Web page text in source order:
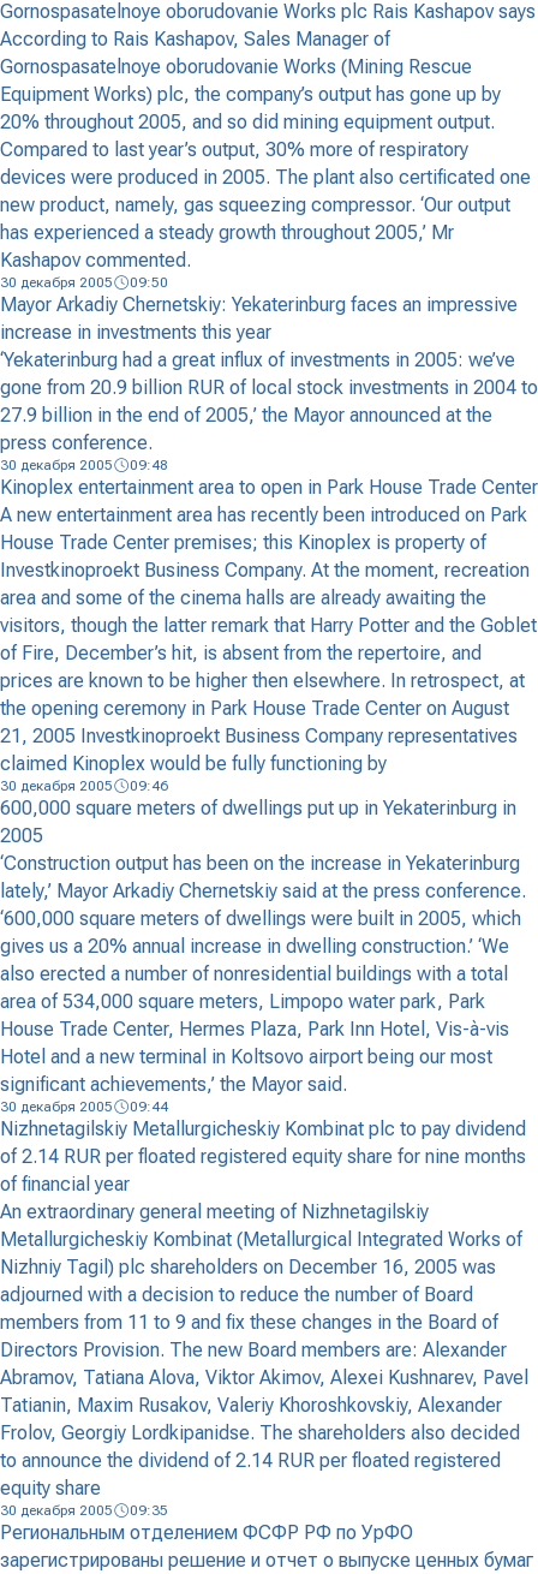
Gornospasatelnoye oborudovanie Works plc Rais Kashapov says
According to Rais Kashapov, Sales Manager of
Gornospasatelnoye oborudovanie Works (Mining Rescue
Equipment Works) plc, the company’s output has gone up by
20% throughout 2005, and so did mining equipment output.
Compared to last year’s output, 30% more of respiratory
devices were produced in 2005. The plant also certificated one
new product, namely, gas squeezing compressor. ‘Our output
has experienced a steady growth throughout 2005,’ Mr
Kashapov commented.
30 декабря 2005 09:50
Mayor Arkadiy Chernetskiy: Yekaterinburg faces an impressive
increase in investments this year
‘Yekaterinburg had a great influx of investments in 2005: we’ve
gone from 20.9 billion RUR of local stock investments in 2004 to
27.9 billion in the end of 2005,’ the Mayor announced at the
press conference.
30 декабря 2005 09:48
Kinoplex entertainment area to open in Park House Trade Center
A new entertainment area has recently been introduced on Park
House Trade Center premises; this Kinoplex is property of
Investkinoproekt Business Company. At the moment, recreation
area and some of the cinema halls are already awaiting the
visitors, though the latter remark that Harry Potter and the Goblet
of Fire, December’s hit, is absent from the repertoire, and
prices are known to be higher then elsewhere. In retrospect, at
the opening ceremony in Park House Trade Center on August
21, 2005 Investkinoproekt Business Company representatives
claimed Kinoplex would be fully functioning by
30 декабря 2005 09:46
600,000 square meters of dwellings put up in Yekaterinburg in
2005
‘Construction output has been on the increase in Yekaterinburg
lately,’ Mayor Arkadiy Chernetskiy said at the press conference.
‘600,000 square meters of dwellings were built in 2005, which
gives us a 20% annual increase in dwelling construction.’ ‘We
also erected a number of nonresidential buildings with a total
area of 534,000 square meters, Limpopo water park, Park
House Trade Center, Hermes Plaza, Park Inn Hotel, Vis-à-vis
Hotel and a new terminal in Koltsovo airport being our most
significant achievements,’ the Mayor said.
30 декабря 2005 09:44
Nizhnetagilskiy Metallurgicheskiy Kombinat plc to pay dividend
of 2.14 RUR per floated registered equity share for nine months
of financial year
An extraordinary general meeting of Nizhnetagilskiy
Metallurgicheskiy Kombinat (Metallurgical Integrated Works of
Nizhniy Tagil) plc shareholders on December 16, 2005 was
adjourned with a decision to reduce the number of Board
members from 11 to 9 and fix these changes in the Board of
Directors Provision. The new Board members are: Alexander
Abramov, Tatiana Alova, Viktor Akimov, Alexei Kushnarev, Pavel
Tatianin, Maxim Rusakov, Valeriy Khoroshkovskiy, Alexander
Frolov, Georgiy Lordkipanidse. The shareholders also decided
to announce the dividend of 2.14 RUR per floated registered
equity share
30 декабря 2005 09:35
Региональным отделением ФСФР РФ по УрФО
зарегистрированы решение и отчет о выпуске ценных бумаг